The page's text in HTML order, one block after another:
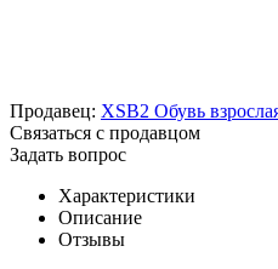
Продавец: XSB2 Обувь
Связаться с продавцом
Задать вопрос
Характеристики
Описание
Отзывы